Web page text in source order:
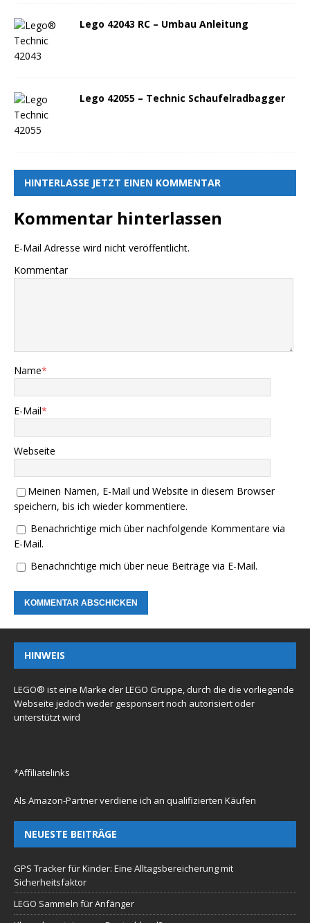
Lego 42043 RC – Umbau Anleitung
Lego 42055 – Technic Schaufelradbagger
HINTERLASSE JETZT EINEN KOMMENTAR
Kommentar hinterlassen
E-Mail Adresse wird nicht veröffentlicht.
Kommentar
Name*
E-Mail*
Webseite
Meinen Namen, E-Mail und Website in diesem Browser
speichern, bis ich wieder kommentiere.
Benachrichtige mich über nachfolgende Kommentare via
E-Mail.
Benachrichtige mich über neue Beiträge via E-Mail.
HINWEIS
LEGO® ist eine Marke der LEGO Gruppe, durch die die vorliegende
Webseite jedoch weder gesponsert noch autorisiert oder
unterstützt wird
*Affiliatelinks
Als Amazon-Partner verdiene ich an qualifizierten Käufen
NEUESTE BEITRÄGE
GPS Tracker für Kinder: Eine Alltagsbereicherung mit
Sicherheitsfaktor
LEGO Sammeln für Anfänger